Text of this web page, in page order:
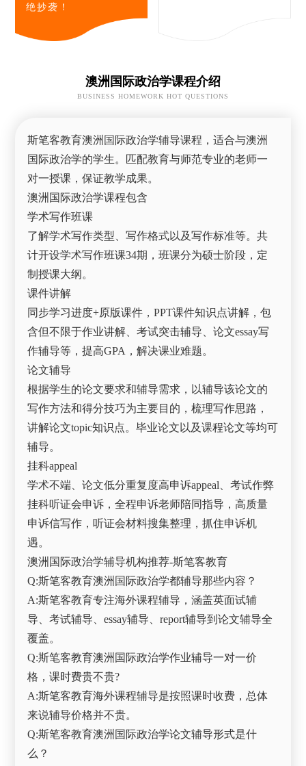
绝抄袭！
澳洲国际政治学课程介绍
BUSINESS HOMEWORK HOT QUESTIONS
斯笔客教育澳洲国际政治学辅导课程，适合与澳洲
国际政治学的学生。匹配教育与师范专业的老师一
对一授课，保证教学成果。
澳洲国际政治学课程包含
学术写作班课
了解学术写作类型、写作格式以及写作标准等。共
计开设学术写作班课34期，班课分为硕士阶段，定
制授课大纲。
课件讲解
同步学习进度+原版课件，PPT课件知识点讲解，包
含但不限于作业讲解、考试突击辅导、论文essay写
作辅导等，提高GPA，解决课业难题。
论文辅导
根据学生的论文要求和辅导需求，以辅导该论文的
写作方法和得分技巧为主要目的，梳理写作思路，
讲解论文topic知识点。毕业论文以及课程论文等均可
辅导。
挂科appeal
学术不端、论文低分重复度高申诉appeal、考试作弊
挂科听证会申诉，全程申诉老师陪同指导，高质量
申诉信写作，听证会材料搜集整理，抓住申诉机
遇。
澳洲国际政治学辅导机构推荐-斯笔客教育
Q:斯笔客教育澳洲国际政治学都辅导那些内容？
A:斯笔客教育专注海外课程辅导，涵盖英面试辅
导、考试辅导、essay辅导、report辅导到论文辅导全
覆盖。
Q:斯笔客教育澳洲国际政治学作业辅导一对一价
格，课时费贵不贵?
A:斯笔客教育海外课程辅导是按照课时收费，总体
来说辅导价格并不贵。
Q:斯笔客教育澳洲国际政治学论文辅导形式是什
么？